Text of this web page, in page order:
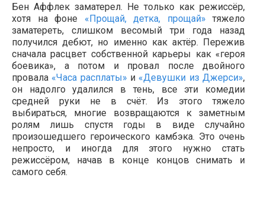
Бен Аффлек заматерел. Не только как режиссёр,
хотя на фоне «Прощай, детка, прощай» тяжело
заматереть, слишком весомый три года назад
получился дебют, но именно как актёр. Пережив
сначала расцвет собственной карьеры как «героя
боевика», а потом и провал после двойного
провала «Часа расплаты» и «Девушки из Джерси»,
он надолго удалился в тень, все эти комедии
средней руки не в счёт. Из этого тяжело
выбираться, многие возвращаются к заметным
ролям лишь спустя годы в виде случайно
произошедшего героического камбэка. Это очень
непросто, и иногда для этого нужно стать
режиссёром, начав в конце концов снимать и
самого себя.